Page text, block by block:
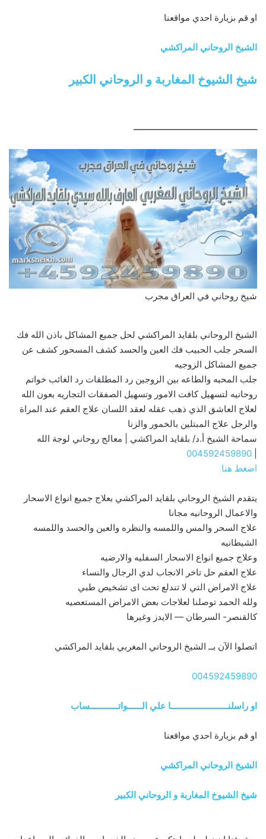
او قم بزيارة احدي مواقعنا
الشيخ الروحاني المراكشي
شيخ الشيوخ المغاربة و الروحاني الكبير
ــــــــــــــــــــــــــــــــــــــــــــــــــــ
شيخ روحاني في العراق مجرب
الشيخ الروحاني بلقايد المراكشي لحل جميع المشاكل باذن الله فك
السحر جلب الحبيب فك العين والحسد كشف المسحور كشف عن
جميع المشاكل الزوجيه
جلب المحبه والطاعه بين الزوجين رد المطلقات رد الغائب خواتم
روحانيه لتسهيل كافت الامور وتسهيل الصفقات التجاريه بعون الله
لعلاج العاشق الذي ذهب عقله لعقد اللسان علاج العقم عند المراة
والرجل علاج المبتلين بالخمور والزنا
سماحة الشيخ أ.د/ بلقايد المراكشي | معالج روحاني لوجة الله
004592459890
اضغط هنا
يتقدم الشيخ الروحاني بلقايد المراكشي بعلاج جميع انواع الاسحار
والاعمال الروحانيه مجانا
علاج السحر والمس واللمسه والنظره والعين والحسد واللمسه
الشيطانيه
وعلاج جميع انواع الاسحار السفليه والارضيه
علاج العقم حل تاخر الانجاب لدي الرجال والنساء
علاج الامراض التي لا تندلع تحت اى تشخيص طبي
ولله الحمد توصلنا لعلاجات بعض الامراض المستعصيه
كالقنصر- السرطان — الايدز وغيرها
اتصلوا الآن بــ الشيخ الروحاني المغربي بلقايد المراكشي
004592459890
او راسلنــــــــــــــــــــــــا علي الــــــواتــــــــــــساب
او قم بزيارة احدي مواقعنا
الشيخ الروحاني المراكشي
شيخ الشيوخ المغاربة و الروحاني الكبير